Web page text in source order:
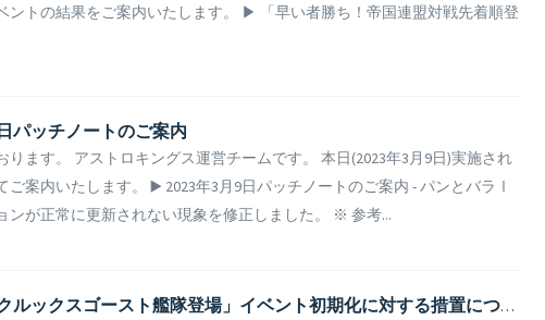
ントの結果をご案内いたします。 ▶ 「早い者勝ち！帝国連盟対戦先着順登
パッチノートのご案内
ります。 アストロキングス運営チームです。 本日(2023年3月9日)実施され
ご案内いたします。 ▶️ 2023年3月9日パッチノートのご案内 - パンとバラⅠ
ンが正常に更新されない現象を修正しました。 ※ 参考...
[告知事項] 3月7日「クルックスゴースト艦隊登場」イベント初期化に対する措置について